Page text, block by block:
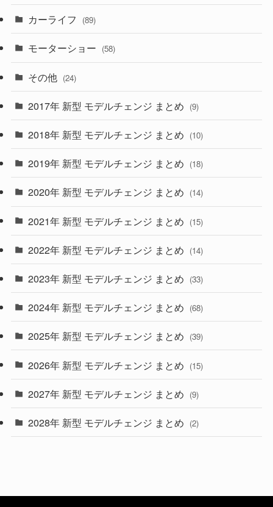
(6)
(9)
(4)
(30)
(27)
(27)
(26)
(33)
(10)
(35)
(10)
(9)
(22)
(4)
(9)
(4)
(1)
カーライフ (89)
モーターショー (58)
その他 (24)
2017年 新型 モデルチェンジ まとめ (9)
2018年 新型 モデルチェンジ まとめ (10)
2019年 新型 モデルチェンジ まとめ (18)
2020年 新型 モデルチェンジ まとめ (14)
2021年 新型 モデルチェンジ まとめ (15)
2022年 新型 モデルチェンジ まとめ (14)
2023年 新型 モデルチェンジ まとめ (33)
2024年 新型 モデルチェンジ まとめ (68)
2025年 新型 モデルチェンジ まとめ (39)
2026年 新型 モデルチェンジ まとめ (15)
2027年 新型 モデルチェンジ まとめ (9)
2028年 新型 モデルチェンジ まとめ (2)